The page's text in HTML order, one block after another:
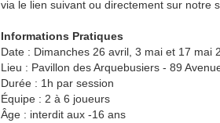
via le lien suivant ou directement sur notre
Informations Pratiques
Date : Dimanches 26 avril, 3 mai et 17 mai
Lieu : Pavillon des Arquebusiers - 89
Durée : 1h par session
Équipe : 2 à 6 joueurs
Âge : interdit aux -16 ans